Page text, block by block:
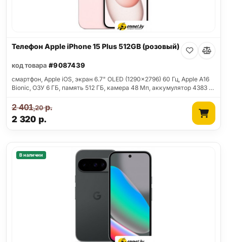
Телефон Apple iPhone 15 Plus 512GB (розовый)
код товара #9087439
смартфон, Apple iOS, экран 6.7" OLED (1290x2796) 60 Гц, Apple A16
Bionic, ОЗУ 6 ГБ, память 512 ГБ, камера 48 Мп, аккумулятор 4383 …
2 320 р.
2 401,20р.
В наличии